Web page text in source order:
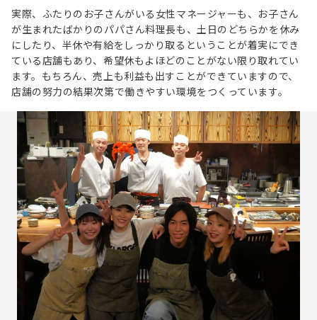
実際、ふたりのお子さんがいる女性マネージャーも、お子さん
が生まれたばかりのパパさん料理長も、土日のどちらかを休み
にしたり、半休や有給をしっかり取るということが着実にでき
ている店舗もあり、希望休もよほどのことがない限り取れてい
ます。もちろん、売上も利益も出すことができていますので、
店舗の努力の結果次第で働きやすい環境をつくっています。